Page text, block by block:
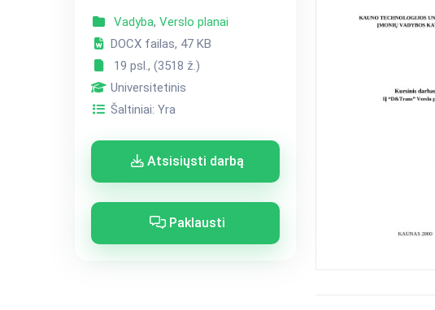
Vadyba, Verslo planai
DOCX failas, 47 KB
19 psl., (3518 ž.)
Universitetinis
Šaltiniai: Yra
Atsisiųsti darbą
Paklausti